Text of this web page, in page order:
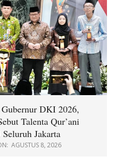
DKI 2026,
Talenta Qur’ani
Jakarta
AGUSTUS 8, 2026